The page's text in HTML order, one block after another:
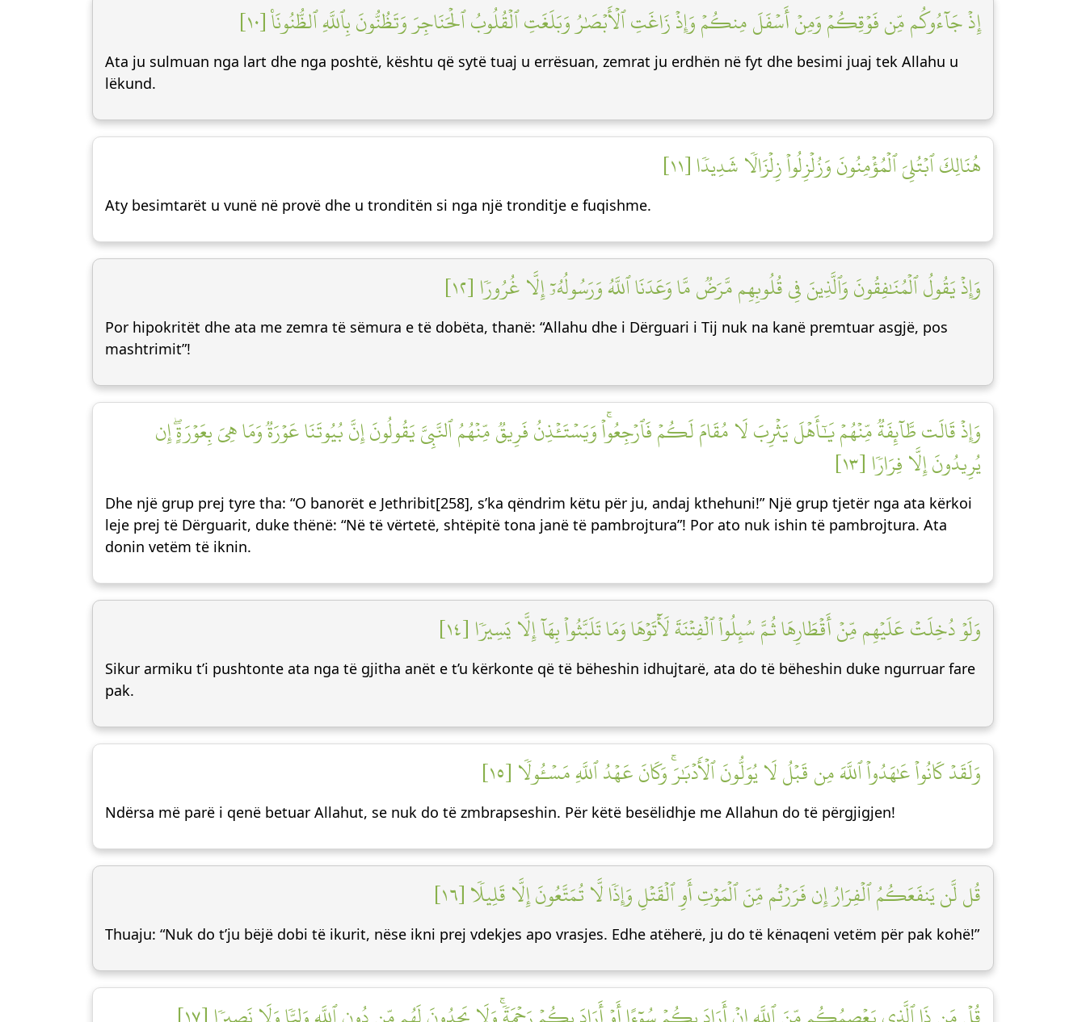
إِذۡ جَآءُوكُم مِّن فَوۡقِكُمۡ وَمِنۡ أَسۡفَلَ مِنكُمۡ وَإِذۡ زَاغَتِ ٱلۡأَبۡصَٰرُ وَبَلَغَتِ ٱلۡقُلُوبُ ٱلۡحَنَاجِرَ وَتَظُنُّونَ بِٱللَّهِ ٱلظُّنُونَا۠ [١٠]
Ata ju sulmuan nga lart dhe nga poshtë, kështu që sytë tuaj u errësuan, zemrat ju erdhën në fyt dhe besimi juaj tek Allahu u
lëkund.
هُنَالِكَ ٱبۡتُلِيَ ٱلۡمُؤۡمِنُونَ وَزُلۡزِلُواْ زِلۡزَالٗا شَدِيدٗا [١١]
Aty besimtarët u vunë në provë dhe u tronditën si nga një tronditje e fuqishme.
وَإِذۡ يَقُولُ ٱلۡمُنَٰفِقُونَ وَٱلَّذِينَ فِي قُلُوبِهِم مَّرَضٞ مَّا وَعَدَنَا ٱللَّهُ وَرَسُولُهُۥٓ إِلَّا غُرُورٗا [١٢]
Por hipokritët dhe ata me zemra të sëmura e të dobëta, thanë: “Allahu dhe i Dërguari i Tij nuk na kanë premtuar asgjë, pos
mashtrimit”!
وَإِذۡ قَالَت طَّآئِفَةٞ مِّنۡهُمۡ يَٰٓأَهۡلَ يَثۡرِبَ لَا مُقَامَ لَكُمۡ فَٱرۡجِعُواْۚ وَيَسۡتَـٔۡذِنُ فَرِيقٞ مِّنۡهُمُ ٱلنَّبِيَّ يَقُولُونَ إِنَّ بُيُوتَنَا عَوۡرَةٞ وَمَا هِيَ بِعَوۡرَةٍۖ إِن
يُرِيدُونَ إِلَّا فِرَارٗا [١٣]
Dhe një grup prej tyre tha: “O banorët e Jethribit[258], s’ka qëndrim këtu për ju, andaj kthehuni!” Një grup tjetër nga ata kërkoi
leje prej të Dërguarit, duke thënë: “Në të vërtetë, shtëpitë tona janë të pambrojtura”! Por ato nuk ishin të pambrojtura. Ata
donin vetëm të iknin.
وَلَوۡ دُخِلَتۡ عَلَيۡهِم مِّنۡ أَقۡطَارِهَا ثُمَّ سُئِلُواْ ٱلۡفِتۡنَةَ لَأٓتَوۡهَا وَمَا تَلَبَّثُواْ بِهَآ إِلَّا يَسِيرٗا [١٤]
Sikur armiku t’i pushtonte ata nga të gjitha anët e t’u kërkonte që të bëheshin idhujtarë, ata do të bëheshin duke ngurruar fare
pak.
وَلَقَدۡ كَانُواْ عَٰهَدُواْ ٱللَّهَ مِن قَبۡلُ لَا يُوَلُّونَ ٱلۡأَدۡبَٰرَۚ وَكَانَ عَهۡدُ ٱللَّهِ مَسۡـُٔولٗا [١٥]
Ndërsa më parë i qenë betuar Allahut, se nuk do të zmbrapseshin. Për këtë besëlidhje me Allahun do të përgjigjen!
قُل لَّن يَنفَعَكُمُ ٱلۡفِرَارُ إِن فَرَرۡتُم مِّنَ ٱلۡمَوۡتِ أَوِ ٱلۡقَتۡلِ وَإِذٗا لَّا تُمَتَّعُونَ إِلَّا قَلِيلٗا [١٦]
Thuaju: “Nuk do t’ju bëjë dobi të ikurit, nëse ikni prej vdekjes apo vrasjes. Edhe atëherë, ju do të kënaqeni vetëm për pak kohë!”